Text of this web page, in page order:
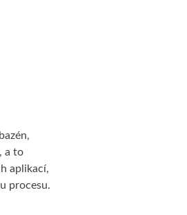
a to
aplikací,
procesu.